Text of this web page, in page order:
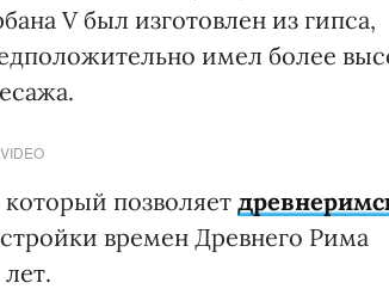
V был изготовлен из гипса,
имел более
позволяет
времен Древнего Рима